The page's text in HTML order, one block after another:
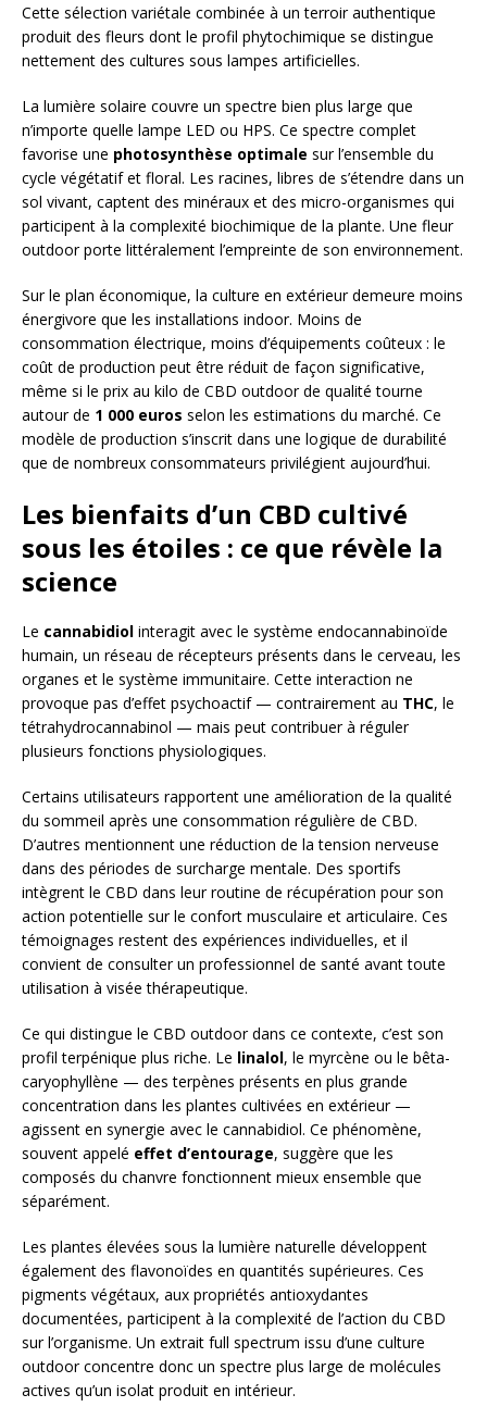
Cette sélection variétale combinée à un terroir authentique
produit des fleurs dont le profil phytochimique se distingue
nettement des cultures sous lampes artificielles.
La lumière solaire couvre un spectre bien plus large que
n’importe quelle lampe LED ou HPS. Ce spectre complet
favorise une photosynthèse optimale sur l’ensemble du
cycle végétatif et floral. Les racines, libres de s’étendre dans un
sol vivant, captent des minéraux et des micro-organismes qui
participent à la complexité biochimique de la plante. Une fleur
outdoor porte littéralement l’empreinte de son environnement.
Sur le plan économique, la culture en extérieur demeure moins
énergivore que les installations indoor. Moins de
consommation électrique, moins d’équipements coûteux : le
coût de production peut être réduit de façon significative,
même si le prix au kilo de CBD outdoor de qualité tourne
autour de 1 000 euros selon les estimations du marché. Ce
modèle de production s’inscrit dans une logique de durabilité
que de nombreux consommateurs privilégient aujourd’hui.
Les bienfaits d’un CBD cultivé
sous les étoiles : ce que révèle la
science
Le cannabidiol interagit avec le système endocannabinoïde
humain, un réseau de récepteurs présents dans le cerveau, les
organes et le système immunitaire. Cette interaction ne
provoque pas d’effet psychoactif — contrairement au THC, le
tétrahydrocannabinol — mais peut contribuer à réguler
plusieurs fonctions physiologiques.
Certains utilisateurs rapportent une amélioration de la qualité
du sommeil après une consommation régulière de CBD.
D’autres mentionnent une réduction de la tension nerveuse
dans des périodes de surcharge mentale. Des sportifs
intègrent le CBD dans leur routine de récupération pour son
action potentielle sur le confort musculaire et articulaire. Ces
témoignages restent des expériences individuelles, et il
convient de consulter un professionnel de santé avant toute
utilisation à visée thérapeutique.
Ce qui distingue le CBD outdoor dans ce contexte, c’est son
profil terpénique plus riche. Le linalol, le myrcène ou le bêta-
caryophyllène — des terpènes présents en plus grande
concentration dans les plantes cultivées en extérieur —
agissent en synergie avec le cannabidiol. Ce phénomène,
souvent appelé effet d’entourage, suggère que les
composés du chanvre fonctionnent mieux ensemble que
séparément.
Les plantes élevées sous la lumière naturelle développent
également des flavonoïdes en quantités supérieures. Ces
pigments végétaux, aux propriétés antioxydantes
documentées, participent à la complexité de l’action du CBD
sur l’organisme. Un extrait full spectrum issu d’une culture
outdoor concentre donc un spectre plus large de molécules
actives qu’un isolat produit en intérieur.